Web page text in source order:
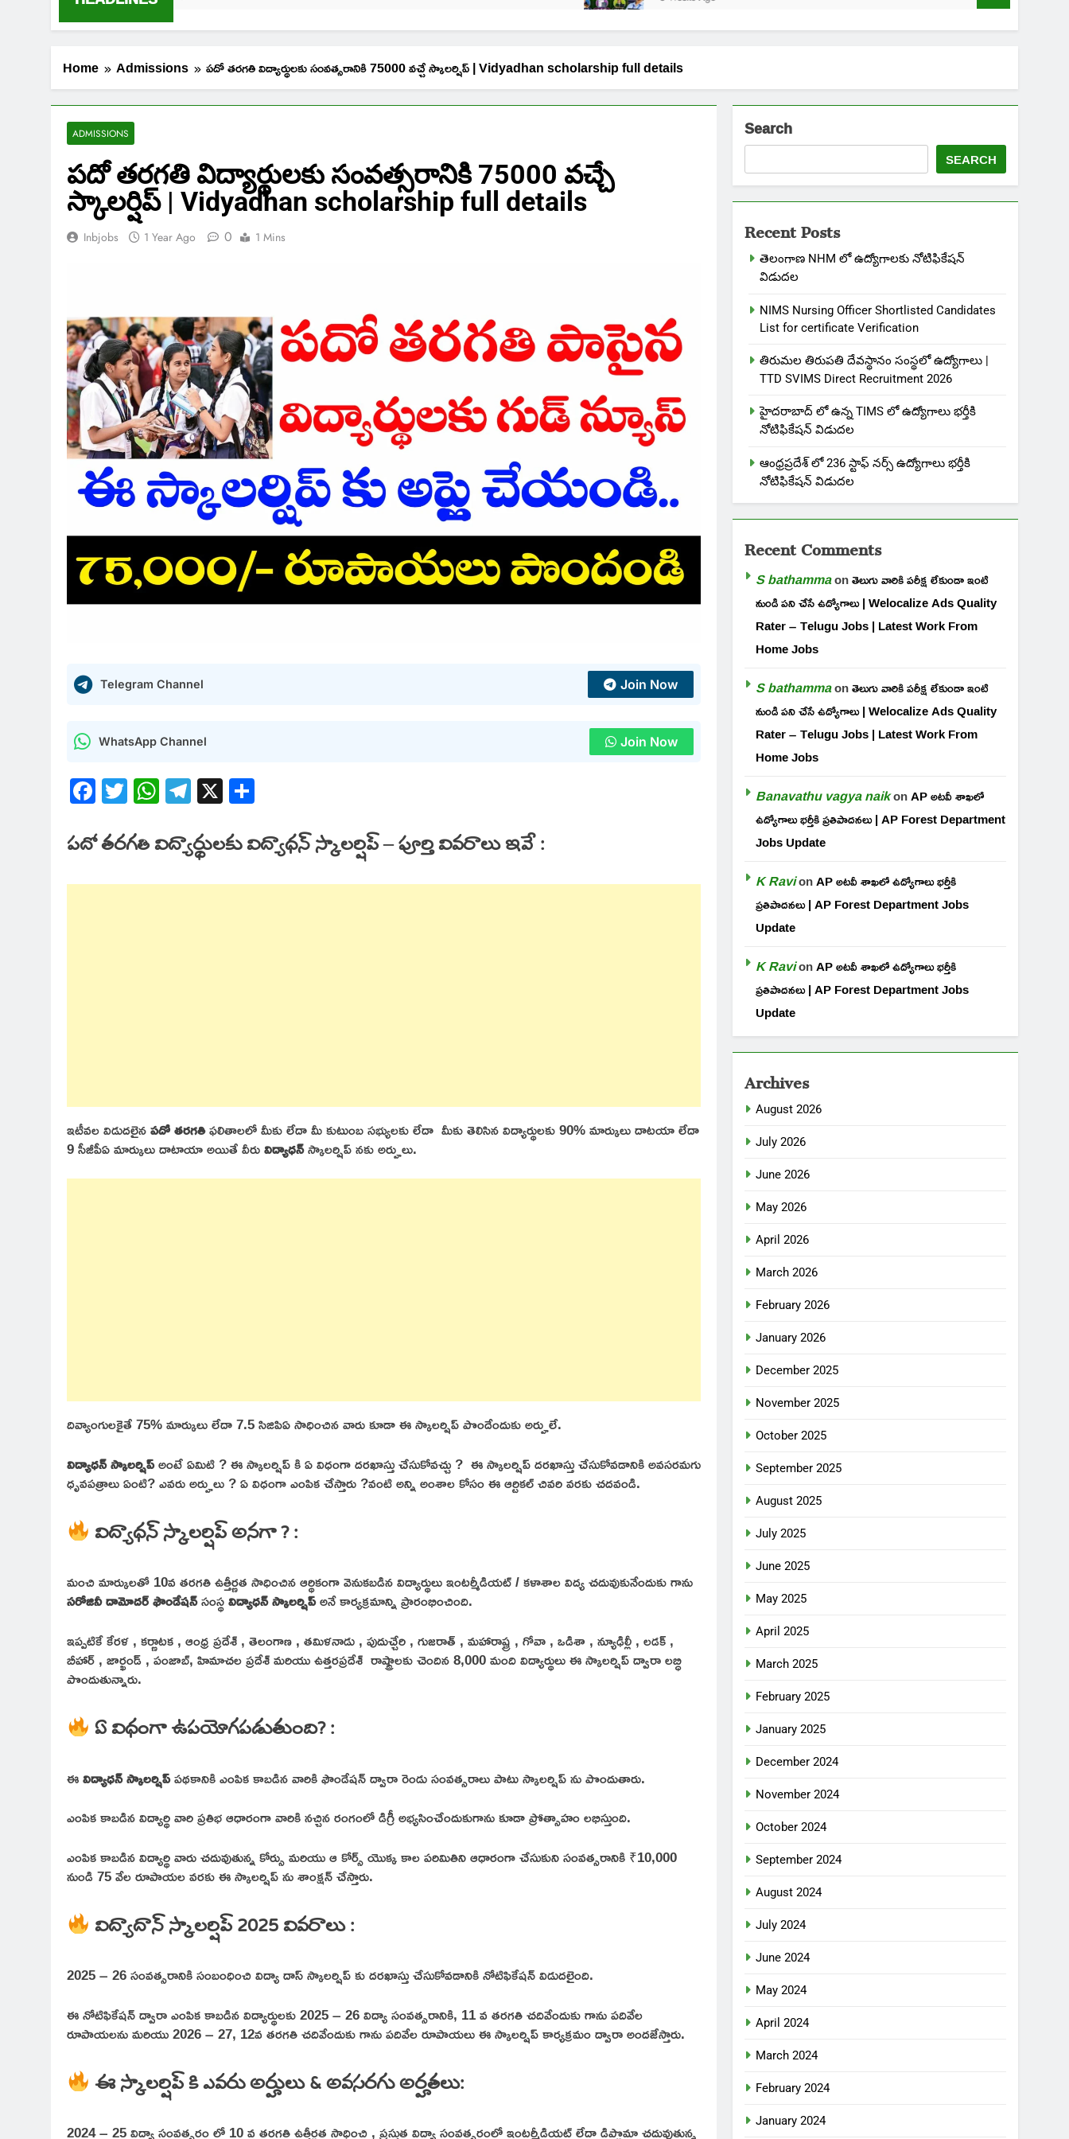
Home Admissions పదో తరగతి విద్యార్థులకు సంవత్సరానికి 75000 వచ్చే స్కాలర్షిప్ | Vidyadhan scholarship full details
ADMISSIONS
పదో తరగతి విద్యార్థులకు సంవత్సరానికి 75000 వచ్చే
స్కాలర్షిప్ | Vidyadhan scholarship full details
Inbjobs 1 Year Ago 0 1 Mins
Telegram Channel Join Now
WhatsApp Channel Join Now
Facebook
Twitter
WhatsApp
Telegram
X
పదో తరగతి విద్యార్థులకువిద్యాధన్స్కాలర్షిప్ – పూర్తి వివరాలు ఇవే :
ఇటీవల విడుదలైనపదో తరగతిఫలితాలలో మీకు లేదా మీ కుటుంబ సభ్యులకు లేదా మీకు తెలిసిన విద్యార్థులకు 90% మార్కులు దాటయా లేదా
9 సీజీపీఏ మార్కులు దాటాయా అయితే వీరువిద్యాధన్స్కాలర్షిప్ నకు అర్హులు.
దివ్యాంగులకైతే 75% మార్కులు లేదా 7.5 సిజిపిఏ సాధించిన వారు కూడా ఈ స్కాలర్షిప్ పొందేందుకు అర్హులే.
విద్యాధన్ స్కాలర్షిప్అంటే ఏమిటి ? ఈ స్కాలర్షిప్ కి ఏ విధంగా దరఖాస్తు చేసుకోవచ్చు ? ఈ స్కాలర్షిప్ దరఖాస్తు చేసుకోవడానికి అవసరమగు
ధృవపత్రాలు ఏంటి? ఎవరు అర్హులు ? ఏ విధంగా ఎంపిక చేస్తారు ?వంటి అన్ని అంశాల కోసం ఈ ఆర్టికల్ చివరి వరకు చదవండి.
విద్యాధన్ స్కాలర్షిప్ అనగా ? :
మంచి మార్కులతో 10వ తరగతి ఉత్తీర్ణత సాధించిన ఆర్థికంగా వెనుకబడిన విద్యార్థులు ఇంటర్మీడియట్ / కళాశాల విద్య చదువుకునేందుకు గాను
సరోజినీ దామోదర్ ఫౌండేషన్సంస్థవిద్యాధన్ స్కాలర్షిప్అనే కార్యక్రమాన్ని ప్రారంభించింది.
ఇప్పటికే కేరళ , కర్ణాటక , ఆంధ్ర ప్రదేశ్ , తెలంగాణ , తమిళనాడు , పుదుచ్చేరి , గుజరాత్ , మహారాష్ట్ర , గోవా , ఒడిశా , న్యూఢిల్లీ , లడక్ ,
బీహార్ , జార్ఖండ్ , పంజాబ్, హిమాచల ప్రదేశ్ మరియు ఉత్తరప్రదేశ్ రాష్ట్రాలకు చెందిన 8,000 మంది విద్యార్థులు ఈ స్కాలర్షిప్ ద్వారా లబ్ధి
పొందుతున్నారు.
ఏ విధంగా ఉపయోగపడుతుంది? :
ఈవిద్యాధన్ స్కాలర్షిప్పథకానికి ఎంపిక కాబడిన వారికి ఫౌండేషన్ ద్వారా రెండు సంవత్సరాలు పాటు స్కాలర్షిప్ ను పొందుతారు.
ఎంపిక కాబడిన విద్యార్థి వారి ప్రతిభ ఆధారంగా వారికి నచ్చిన రంగంలో డిగ్రీ అభ్యసించేందుకుగాను కూడా ప్రోత్సాహం లభిస్తుంది.
ఎంపిక కాబడిన విద్యార్థి వారు చదువుతున్న కోర్సు మరియు ఆ కోర్స్ యొక్క కాల పరిమితిని ఆధారంగా చేసుకుని సంవత్సరానికి ₹10,000
నుండి 75 వేల రూపాయల వరకు ఈ స్కాలర్షిప్ ను శాంక్షన్ చేస్తారు.
విద్యాదాన్ స్కాలర్షిప్ 2025 వివరాలు :
2025 – 26 సంవత్సరానికి సంబంధించి విద్యా దాస్ స్కాలర్షిప్ కు దరఖాస్తు చేసుకోవడానికి నోటిఫికేషన్ విడుదలైంది.
ఈ నోటిఫికేషన్ ద్వారా ఎంపిక కాబడిన విద్యార్థులకు 2025 – 26 విద్యా సంవత్సరానికి, 11 వ తరగతి చదివేందుకు గాను పదివేల
రూపాయలను మరియు 2026 – 27, 12వ తరగతి చదివేందుకు గాను పదివేల రూపాయలు ఈ స్కాలర్షిప్ కార్యక్రమం ద్వారా అందజేస్తారు.
ఈ స్కాలర్షిప్ కి ఎవరు అర్హులు & అవసరగు అర్హతలు:
2024 – 25 విద్యా సంవత్సరం లో 10 వ తరగతి ఉత్తీర్ణత సాధించి , ప్రస్తుత విద్యా సంవత్సరంలో ఇంటర్మీడియట్ లేదా డిప్లొమా చదువుతున్న
Search
SEARCH
Recent Posts
తెలంగాణ NHM లో ఉద్యోగాలకు నోటిఫికేషన్
విడుదల
NIMS Nursing Officer Shortlisted Candidates
List for certificate Verification
తిరుమల తిరుపతి దేవస్థానం సంస్థలో ఉద్యోగాలు |
TTD SVIMS Direct Recruitment 2026
హైదరాబాద్ లో ఉన్న TIMS లో ఉద్యోగాలు భర్తీకి
నోటిఫికేషన్ విడుదల
ఆంధ్రప్రదేశ్ లో 236 స్టాఫ్ నర్స్ ఉద్యోగాలు భర్తీకి
నోటిఫికేషన్ విడుదల
Recent Comments
S bathammaonతెలుగు వారికి పరీక్ష లేకుండా ఇంటి
నుండి పని చేసే ఉద్యోగాలు | Welocalize Ads Quality
Rater – Telugu Jobs | Latest Work From
Home Jobs
S bathammaonతెలుగు వారికి పరీక్ష లేకుండా ఇంటి
నుండి పని చేసే ఉద్యోగాలు | Welocalize Ads Quality
Rater – Telugu Jobs | Latest Work From
Home Jobs
Banavathu vagya naikonAP అటవీ శాఖలో
ఉద్యోగాలు భర్తీకి ప్రతిపాదనలు | AP Forest Department
Jobs Update
K RavionAP అటవీ శాఖలో ఉద్యోగాలు భర్తీకి
ప్రతిపాదనలు | AP Forest Department Jobs
Update
K RavionAP అటవీ శాఖలో ఉద్యోగాలు భర్తీకి
ప్రతిపాదనలు | AP Forest Department Jobs
Update
Archives
August 2026
July 2026
June 2026
May 2026
April 2026
March 2026
February 2026
January 2026
December 2025
November 2025
October 2025
September 2025
August 2025
July 2025
June 2025
May 2025
April 2025
March 2025
February 2025
January 2025
December 2024
November 2024
October 2024
September 2024
August 2024
July 2024
June 2024
May 2024
April 2024
March 2024
February 2024
January 2024